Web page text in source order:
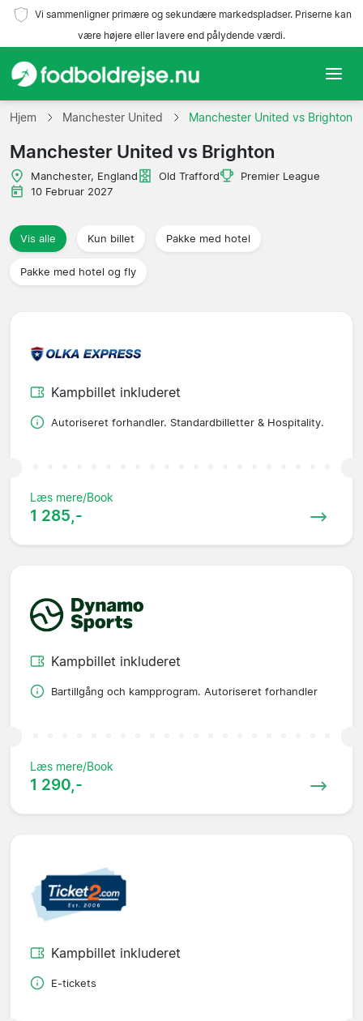
Vi sammenligner primære og sekundære markedspladser. Priserne kan
være højere eller lavere end pålydende værdi.
Hjem
Hold
Ligaer
Rejsebureauer
Hjem Manchester United Manchester United vs Brighton
Manchester United vs Brighton
Manchester, England Old Trafford
Premier League
10 Februar 2027
Vis alle Kun billet Pakke med hotel
Pakke med hotel og fly
Kampbillet inkluderet
Autoriseret forhandler. Standardbilletter & Hospitality.
Læs mere/Book
1 285,-
Kampbillet inkluderet
Bartillgång och kampprogram. Autoriseret forhandler
Læs mere/Book
1 290,-
Kampbillet inkluderet
E-tickets